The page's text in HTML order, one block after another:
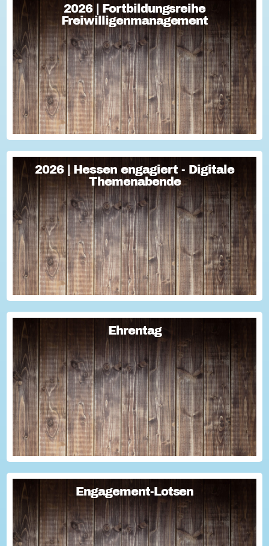
2026 | Fortbildungsreihe
Freiwilligenmanagement
2026 | Fortbildungsreihe
Freiwilligenmanagement
Freiwilligenmanagement Kompakt Strategisches
Freiwilligenmanagement und praktische Umsetzung Im Fokus
Teil 1 Für Engagement begeistern: Freiwillige gewinnen Im
Fokus Teil 2 Eine Frage der H...
2026 | Hessen engagiert - Digitale
Themenabende
2026 | Hessen engagiert - Digitale
Themenabende
Sie haben Fragen zum Thema "Versicherung im Ehrenamt"?
Oder wollten schon immer mal lernen, wie man Engagement-
Geschichten für die Öffentlichkeitsarbeit des Vereins
nutzen kann? Dann haben wir da was!...
Ehrentag
Ehrentag
Macht den Ehrentag mit eurer Aktion zu eurem "hessischen
Ehrentag"...
Engagement-Lotsen
Engagement-Lotsen
Engagement-Lotsen tragen zu einer lebendigen
Engagementkultur und damit zu einer höheren
Lebensqualität für sich und andere bei. Sie bringen ihre
Erfahrungen im bürgerschaftlichen Engagement ein und ü...